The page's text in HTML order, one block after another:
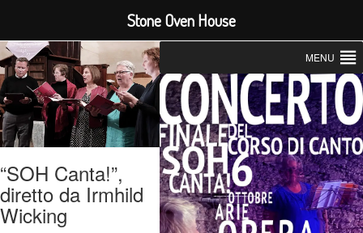
“SOH Canta!”,
diretto da Irmhild
Wicking
MENU
Stone Oven House